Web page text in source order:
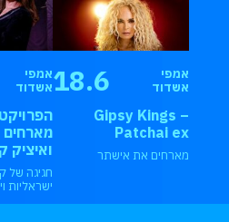
אמפי
אשדוד
18.6
Gipsy Kings –
Patchai ex
מארחים את אישתר
אמפי
אשדוד
מארחים
ואיציק
חגיגה של
ישראליות